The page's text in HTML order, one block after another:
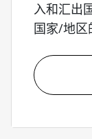
入和汇出
国家/地区